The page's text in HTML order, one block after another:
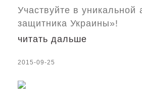
Участвуйте в уникальной
защитника Украины»!
читать дальше
2015-09-25